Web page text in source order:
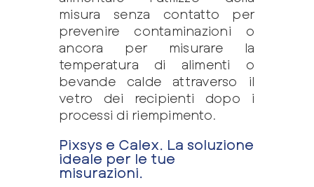
misura senza contatto per
prevenire contaminazioni o
ancora per misurare la
temperatura di alimenti o
bevande calde attraverso il
vetro dei recipienti dopo i
processi di riempimento.
Pixsys e Calex. La soluzione
ideale per le tue
misurazioni.